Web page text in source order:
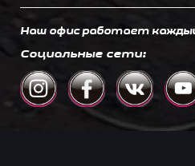
Наш офис работает каждый
Социальные сети: